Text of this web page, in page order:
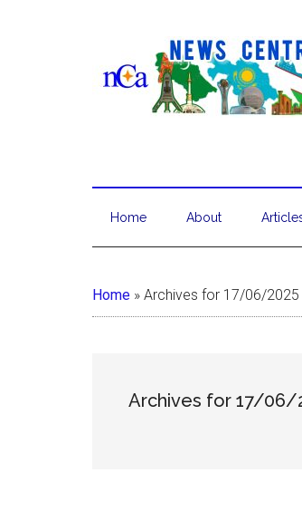
Home About
Home » Archives for 17/06/2025
Archives for 17/06/